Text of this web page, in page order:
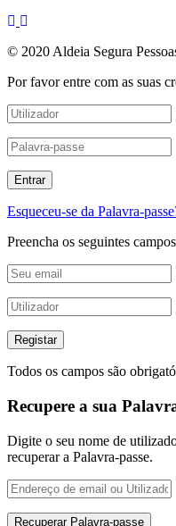
© 2020 Aldeia Segura
Por favor entre com as suas
Esqueceu-se da Palavra-
Preencha os seguintes
Todos os campos são
Recupere a sua
Digite o seu nome de
recuperar a Palavra-passe.